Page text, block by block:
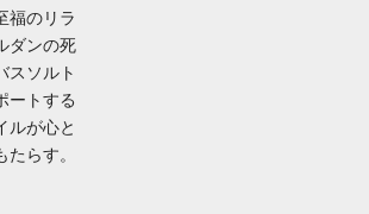
福のリラ
ダンの死
スソルト
ートする
ルが心と
らす。